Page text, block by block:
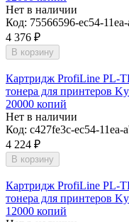
Нет в наличии
Код: 75566596-ec54-
4 376 ₽
В корзину
Картридж ProfiLine PL-
тонера для принтеров
20000 копий
Нет в наличии
Код: c427fe3c-ec54-11ea-
4 224 ₽
В корзину
Картридж ProfiLine PL-
тонера для принтеров
12000 копий